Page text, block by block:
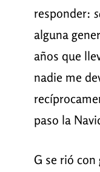
responder:
alguna
años que
nadie me
paso la
G se rió con